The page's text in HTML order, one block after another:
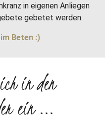
in eigenen Anliegen
gebetet werden.
Beten :)
in den
ein ...